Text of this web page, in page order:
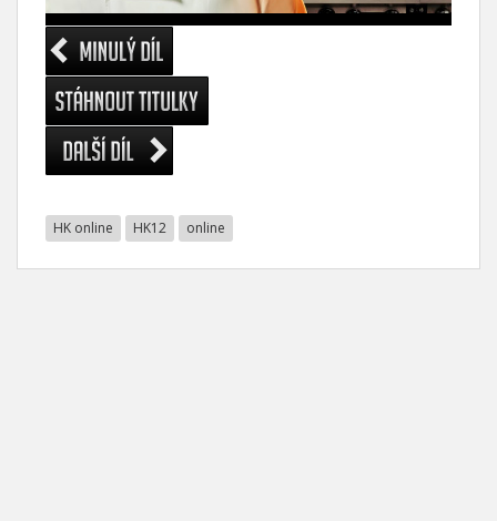
HK online HK12 online